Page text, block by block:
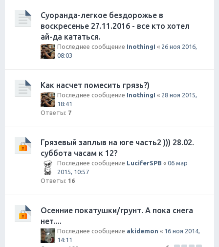
Суоранда-легкое бездорожье в
воскресенье 27.11.2016 - все кто хотел
ай-да кататься.
Последнее сообщение InothingI « 26 ноя 2016,
08:03
Как насчет помесить грязь?)
Последнее сообщение InothingI « 28 ноя 2015,
18:41
Ответы: 7
Грязевый заплыв на юге часть2 ))) 28.02.
суббота часам к 12?
Последнее сообщение LuciferSPB « 06 мар
2015, 10:57
Ответы: 16
Осенние покатушки/грунт. А пока снега
нет....
Последнее сообщение akidemon « 16 ноя 2014,
14:11